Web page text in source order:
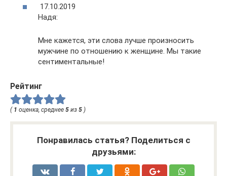
17.10.2019
Надя:
Мне кажется, эти слова лучше произносить
мужчине по отношению к женщине. Мы такие
сентиментальные!
Рейтинг
( 1 оценка, среднее 5 из 5 )
Понравилась статья? Поделиться с
друзьями: